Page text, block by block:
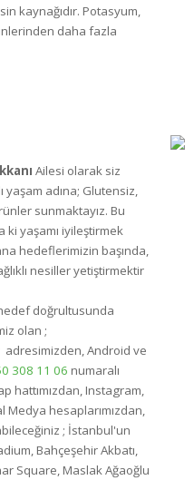
kaynağıdır. Potasyum,
daha fazla
Ailesi olarak siz
yaşam adına; Glutensiz,
sunmaktayız. Bu
ki yaşamı iyileştirmek
hedeflerimizin başında,
nesiller yetiştirmektir
hedef doğrultusunda
olan ;
Android ve
308 11 06 numaralı
hattımızdan, Instagram,
Medya hesaplarımızdan,
; İstanbul'un
Bahçeşehir Akbatı,
Square, Maslak Ağaoğlu